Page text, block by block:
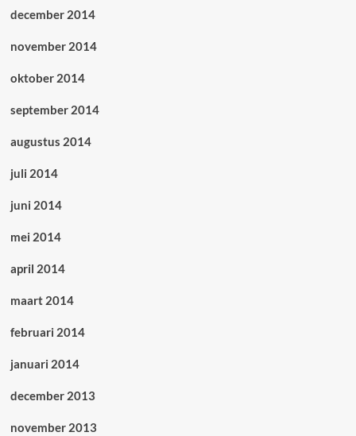
december 2014
november 2014
oktober 2014
september 2014
augustus 2014
juli 2014
juni 2014
mei 2014
april 2014
maart 2014
februari 2014
januari 2014
december 2013
november 2013